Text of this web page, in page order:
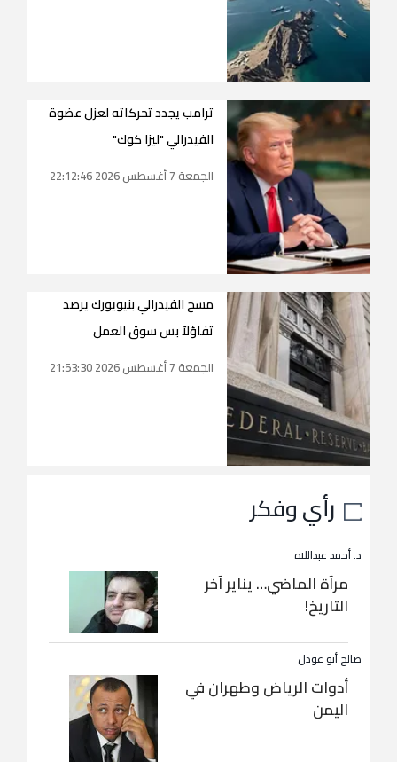
ترامب يجدد تحركاته لعزل عضوة
الفيدرالي "ليزا كوك"
الجمعة 7 أغسطس 2026 22:12:46
مسح الفيدرالي بنيويورك يرصد
تفاؤلاً بس سوق العمل
الجمعة 7 أغسطس 2026 21:53:30
رأي وفكر
د. أحمد عبداللاه
مرآة الماضي… يناير آخر
التاريخ!
صالح أبو عوذل
أدوات الرياض وطهران في
اليمن